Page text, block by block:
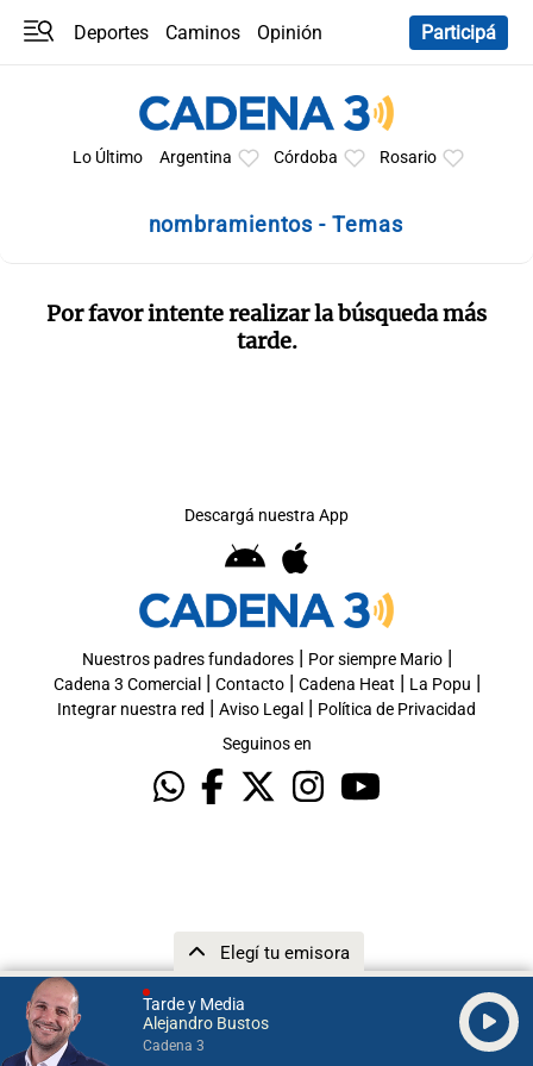
Tarde y Media
Alejandro Bustos
Cadena 3
Elegí tu emisora
Deportes Caminos
Opinión
Participá
Lo Último Argentina Córdoba Rosario
nombramientos - Temas
Por favor intente realizar la búsqueda más
tarde.
Descargá nuestra App
Nuestros padres fundadores| Por siempre Mario|
Cadena 3 Comercial | Contacto| Cadena Heat | La Popu |
Integrar nuestra red | Aviso Legal | Política de Privacidad
Seguinos en